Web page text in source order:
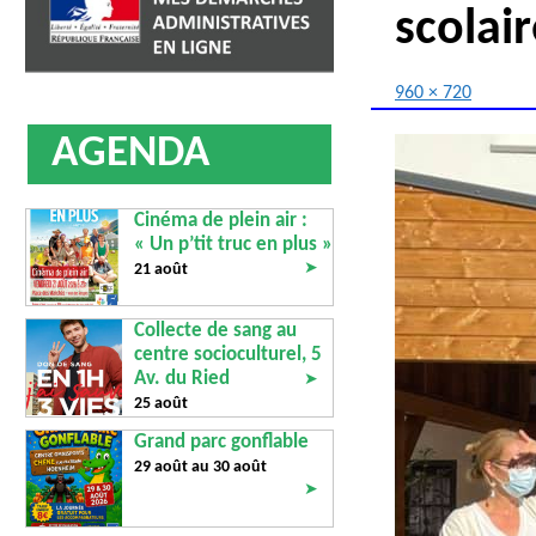
UN
AFFICHAGE LÉGAL
AGENDA
Cinéma de plein air :
« Un p’tit truc en plus »
21 août ➤
Collecte de sang au
centre socioculturel, 5
Av. du Ried
25 août
➤
Grand parc gonflable
29 août au 30 août
➤
960 × 720